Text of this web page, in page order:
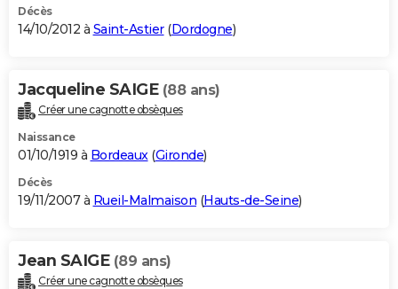
Décès
14/10/2012 à Saint-Astier(Dordogne)
Jacqueline SAIGE (88 ans)
Créer une cagnotte obsèques
Naissance
01/10/1919 à Bordeaux(Gironde)
Décès
19/11/2007 à Rueil-Malmaison (Hauts-de-Seine)
Jean SAIGE (89 ans)
Créer une cagnotte obsèques